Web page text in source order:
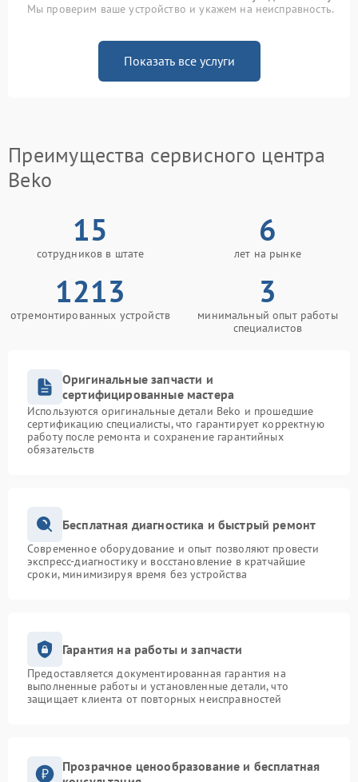
Мы проверим ваше устройство и укажем на неисправность.
Показать все услуги
Преимущества сервисного центра
Beko
15
сотрудников в штате
6
лет на рынке
1213
отремонтированных устройств
3
минимальный опыт работы
специалистов
Оригинальные запчасти и
сертифицированные мастера
Используются оригинальные детали Beko и прошедшие
сертификацию специалисты, что гарантирует корректную
работу после ремонта и сохранение гарантийных
обязательств
Бесплатная диагностика и быстрый ремонт
Современное оборудование и опыт позволяют провести
экспресс-диагностику и восстановление в кратчайшие
сроки, минимизируя время без устройства
Гарантия на работы и запчасти
Предоставляется документированная гарантия на
выполненные работы и установленные детали, что
защищает клиента от повторных неисправностей
Прозрачное ценообразование и бесплатная